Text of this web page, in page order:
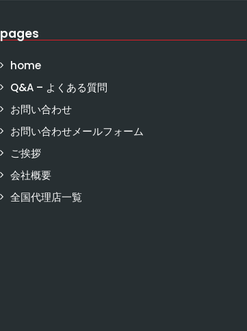
pages
home
Q&A – よくある質問
お問い合わせ
お問い合わせメールフォーム
ご挨拶
会社概要
全国代理店一覧